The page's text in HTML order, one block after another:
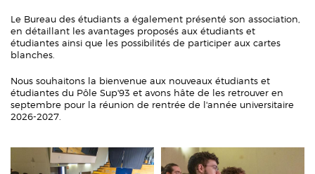
Le Bureau des étudiants a également présenté son association,
en détaillant les avantages proposés aux étudiants et
étudiantes ainsi que les possibilités de participer aux cartes
blanches.
Nous souhaitons la bienvenue aux nouveaux étudiants et
étudiantes du Pôle Sup'93 et avons hâte de les retrouver en
septembre pour la réunion de rentrée de l'année universitaire
2026-2027.